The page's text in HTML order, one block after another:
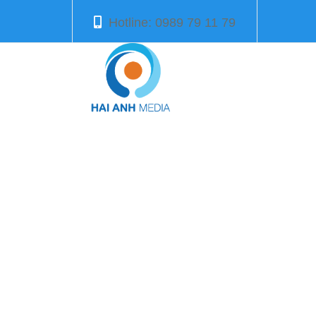
Hotline: 0989 79 11 79